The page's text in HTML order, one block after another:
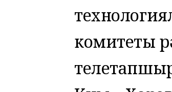
комитеты